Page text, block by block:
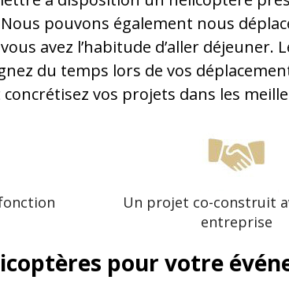
pouvons également nous
avez l’habitude d’aller déjeuner.
du temps lors de vos
vos projets dans les
Un projet co-construit
entreprise
pour votre